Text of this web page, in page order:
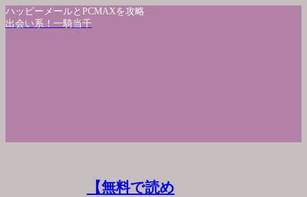
ハッピーメールとPCMAXを攻略
出会い系！一騎当千
【無料で読め